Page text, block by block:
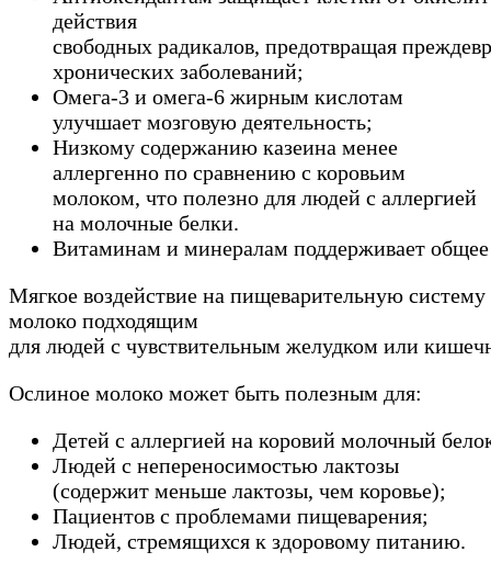
действия
свободных радикалов, предотвращая
хронических заболеваний;
Омега-3 и омега-6 жирным кислотам
улучшает мозговую деятельность;
Низкому содержанию казеина менее
аллергенно по сравнению с коровьим
молоком, что полезно для людей с аллергией
на молочные белки.
Витаминам и минералам поддерживает общее
Мягкое воздействие на пищеварительную систему
молоко подходящим
для людей с чувствительным желудком или
Ослиное молоко может быть полезным для:
Детей с аллергией на коровий молочный
Людей с непереносимостью лактозы
(содержит меньше лактозы, чем коровье);
Пациентов с проблемами пищеварения;
Людей, стремящихся к здоровому питанию.